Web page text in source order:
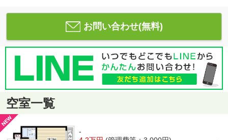
お問い合わせ(無料)
空室一覧
-